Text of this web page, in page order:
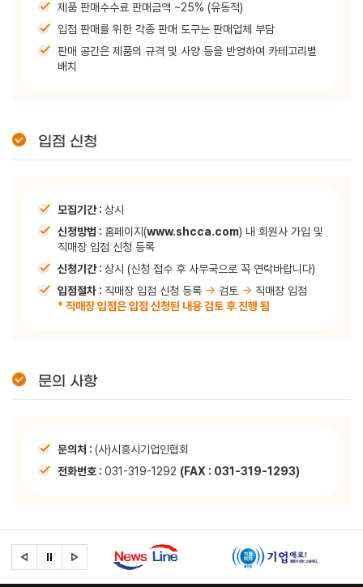
제품 판매수수료 판매금액 ~25% (유동적)
입점 판매를 위한 각종 판매 도구는 판매업체 부담
판매 공간은 제품의 규격 및 사양 등을 반영하여 카테고리별
배치
입점 신청
모집기간 : 상시
신청방법 : 홈페이지(www.shcca.com) 내 회원사 가입 및
직매장 입점 신청 등록
신청기간 : 상시 (신청 접수 후 사무국으로 꼭 연락바랍니다)
입점절차 : 직매장 입점 신청 등록 → 검토 → 직매장 입점
* 직매장 입점은 입점 신청된 내용 검토 후 진행 됨
문의 사항
문의처 : (사)시흥시기업인협회
전화번호 : 031-319-1292 (FAX : 031-319-1293)